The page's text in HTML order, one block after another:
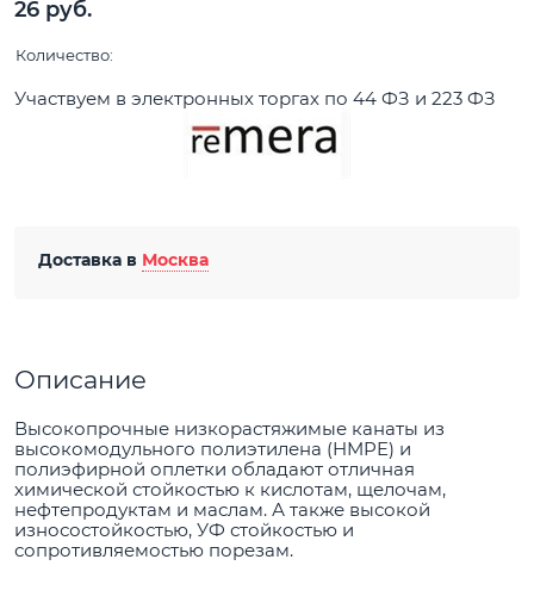
26 руб.
Количество:
Участвуем в электронных торгах по 44 ФЗ и 223 ФЗ
Доставка в Москва
Описание
Высокопрочные низкорастяжимые канаты из
высокомодульного полиэтилена (HMPE) и
полиэфирной оплетки обладают отличная
химической стойкостью к кислотам, щелочам,
нефтепродуктам и маслам. А также высокой
износостойкостью, УФ стойкостью и
сопротивляемостью порезам.